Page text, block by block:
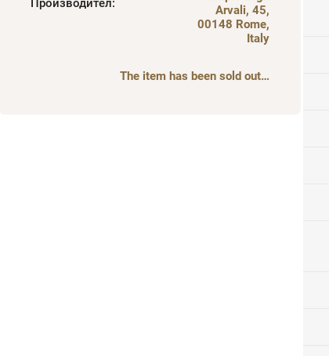
Производител:
Arvali, 45,
00148 Rome,
Italy
The item has been sold out…